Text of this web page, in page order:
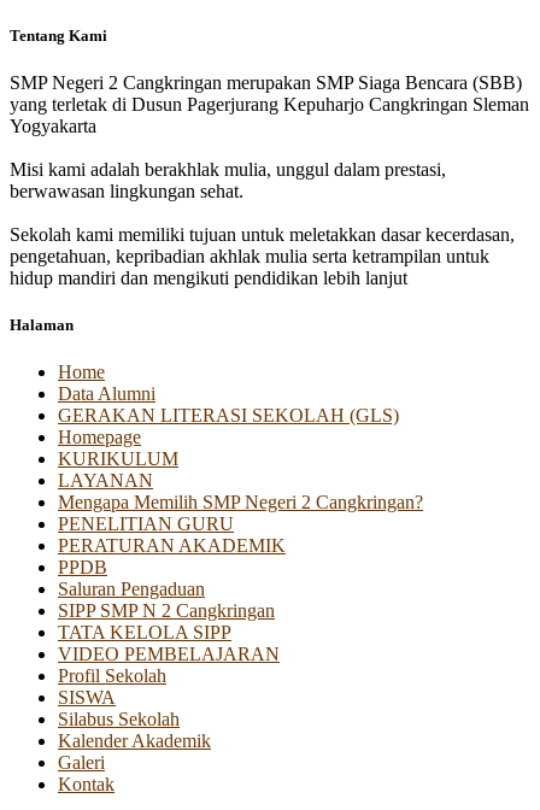
Tentang Kami
SMP Negeri 2 Cangkringan merupakan SMP Siaga Bencara (SBB)
yang terletak di Dusun Pagerjurang Kepuharjo Cangkringan Sleman
Yogyakarta
Misi kami adalah berakhlak mulia, unggul dalam prestasi,
berwawasan lingkungan sehat.
Sekolah kami memiliki tujuan untuk meletakkan dasar kecerdasan,
pengetahuan, kepribadian akhlak mulia serta ketrampilan untuk
hidup mandiri dan mengikuti pendidikan lebih lanjut
Halaman
Home
Data Alumni
GERAKAN LITERASI SEKOLAH (GLS)
Homepage
KURIKULUM
LAYANAN
Mengapa Memilih SMP Negeri 2 Cangkringan?
PENELITIAN GURU
PERATURAN AKADEMIK
PPDB
Saluran Pengaduan
SIPP SMP N 2 Cangkringan
TATA KELOLA SIPP
VIDEO PEMBELAJARAN
Profil Sekolah
SISWA
Silabus Sekolah
Kalender Akademik
Galeri
Kontak